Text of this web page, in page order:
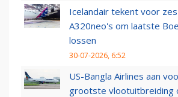
Icelandair tekent voor
A320neo's om laatste
lossen
30-07-2026, 6:52
US-Bangla Airlines aan
grootste vlootuitbreiding